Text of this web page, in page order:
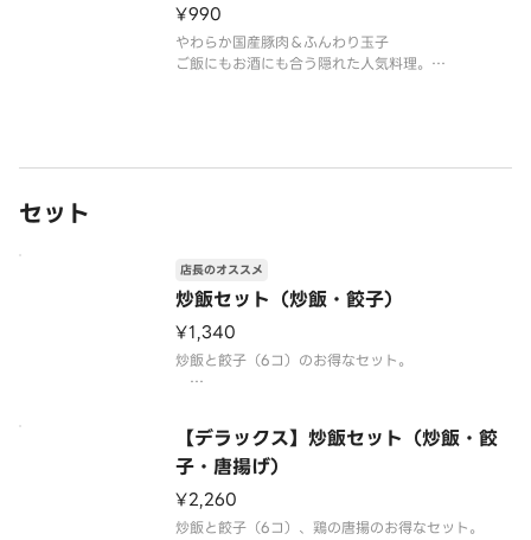
※かに風味かまぼこ使用
【バイオマススプーン】もしくは【プラスチックレ
ンゲ】は別途ご注文下さい。
¥990
やわらか国産豚肉＆ふんわり玉子
ご飯にもお酒にも合う隠れた人気料理。
セット
炒飯セット（炒飯・餃子）
店長のオススメ
¥1,340
炒飯と餃子（6コ）のお得なセット。
※写真はイメージです。
【バイオマススプーン】もしくは【プラスチックレ
ンゲ】は別途ご注文下さい。
【デラックス】炒飯セット（炒飯・餃
子・唐揚げ）
¥2,260
炒飯と餃子（6コ）、鶏の唐揚のお得なセット。